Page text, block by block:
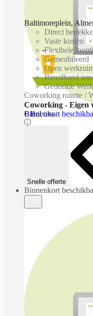
Binnenkort
Baltimoreplein,
Direct
Vaste kosten
Flexibele
Gemeubileerd
Open
Breedband
Gedeelde
Coworking ruimte /
Coworking - Eigen
€ Bel ons
Snelle offerte
Binnenkort